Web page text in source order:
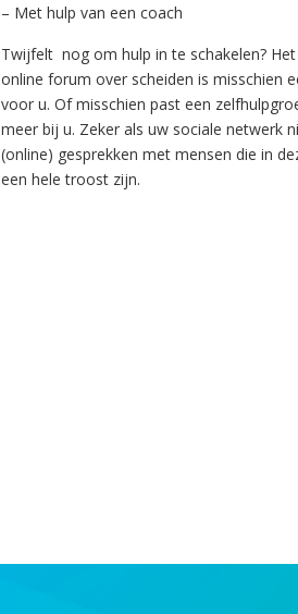
– Met hulp van een coach
Twijfelt nog om hulp in te schakelen?
online forum over scheiden is misschien
voor u. Of misschien past een
meer bij u. Zeker als uw sociale netwerk
(online) gesprekken met mensen die in
een hele troost zijn.